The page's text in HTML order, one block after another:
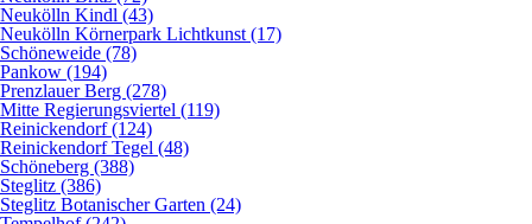
Neukölln Kindl (43)
Neukölln Körnerpark Lichtkunst (17)
Schöneweide (78)
Pankow (194)
Prenzlauer Berg (278)
Mitte Regierungsviertel (119)
Reinickendorf (124)
Reinickendorf Tegel (48)
Schöneberg (388)
Steglitz (386)
Steglitz Botanischer Garten (24)